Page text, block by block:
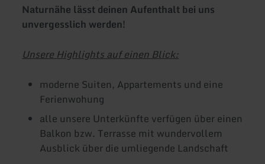
Naturnähe lässt deinen Aufenthalt bei uns
unvergesslich werden!
Unsere Highlights auf einen Blick:
moderne Suiten, Appartements und eine
Ferienwohung
alle unsere Unterkünfte verfügen über einen
Balkon bzw. Terrasse mit wundervollem
Ausblick über die umliegende Landschaft